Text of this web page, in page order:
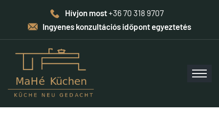
Hívjon most+36 70 318 9707
Ingyenes konzultációs időpont egyeztetés